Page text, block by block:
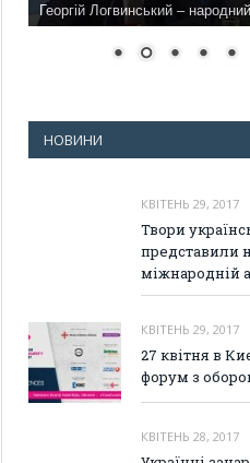
Георгій Логвинський –
НОВИНИ
КВІТЕНЬ 29, 2017
Твори
представили
міжнародній
КВІТЕНЬ 29, 2017
27 квітня в
форум з
КВІТЕНЬ 28, 2017